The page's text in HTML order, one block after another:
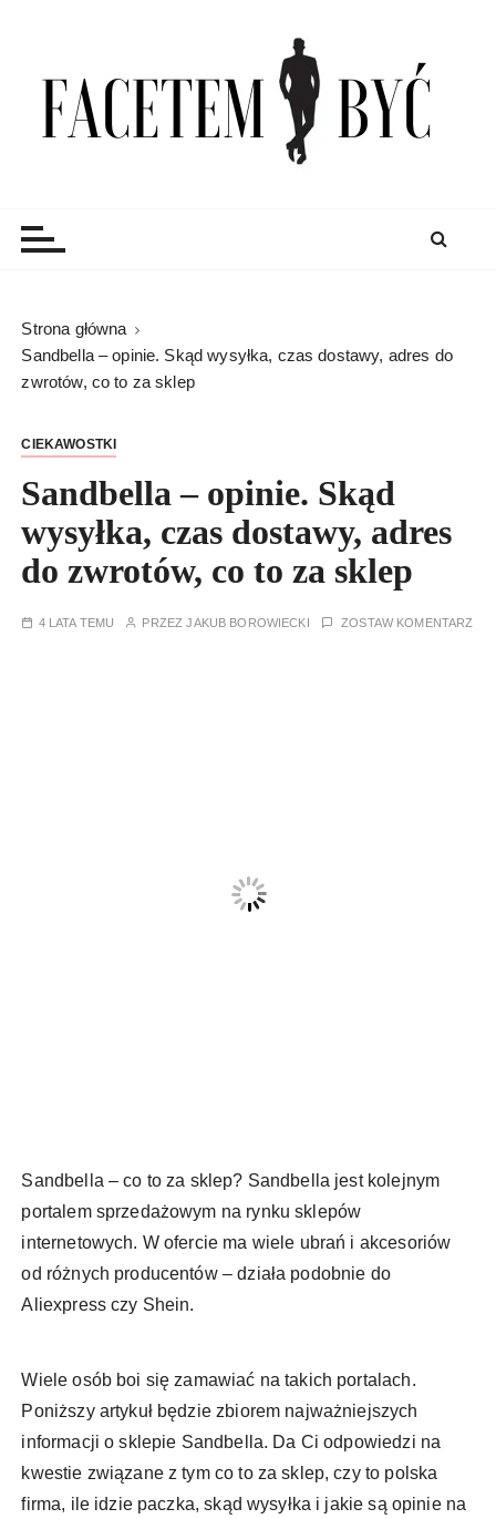
Strona główna
Sandbella – opinie. Skąd wysyłka, czas dostawy, adres do
zwrotów, co to za sklep
CIEKAWOSTKI
Sandbella – opinie. Skąd
wysyłka, czas dostawy, adres
do zwrotów, co to za sklep
4 LATA TEMU PRZEZJAKUB BOROWIECKI ZOSTAW KOMENTARZ
Sandbella – co to za sklep? Sandbella jest kolejnym
portalem sprzedażowym na rynku sklepów
internetowych. W ofercie ma wiele ubrań i akcesoriów
od różnych producentów – działa podobnie do
Aliexpress czy Shein.
Wiele osób boi się zamawiać na takich portalach.
Poniższy artykuł będzie zbiorem najważniejszych
informacji o sklepie Sandbella. Da Ci odpowiedzi na
kwestie związane z tym co to za sklep, czy to polska
firma, ile idzie paczka, skąd wysyłka i jakie są opinie na